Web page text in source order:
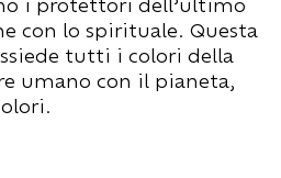
i protettori dell’ultimo
con lo spirituale. Questa
tutti i colori della
umano con il pianeta,